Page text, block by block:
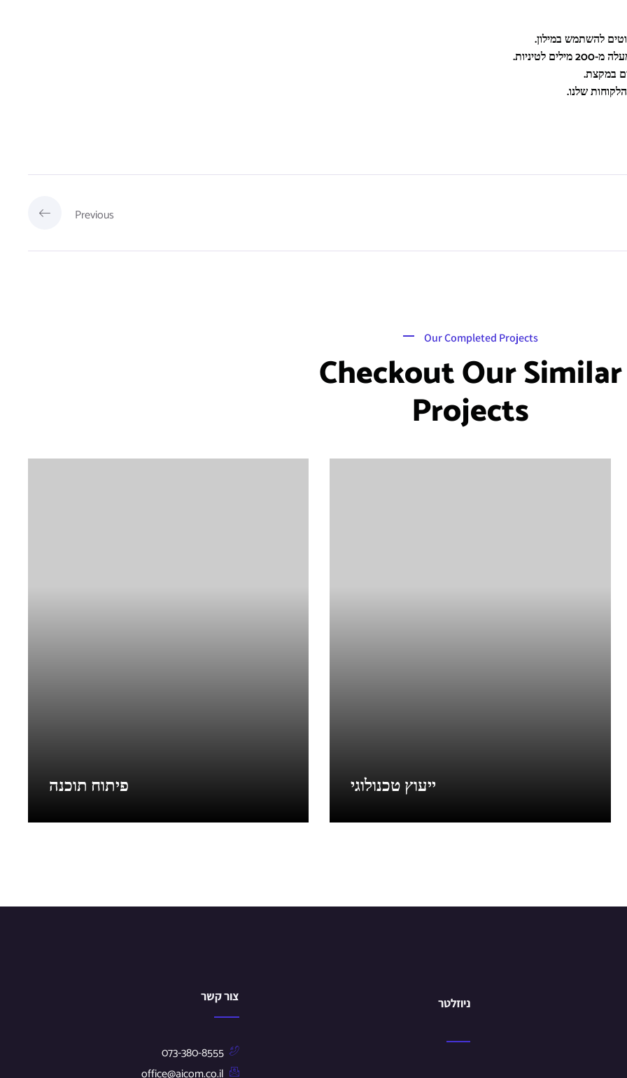
לטיניות.
במקצת.
שלנו.
Previous
Our Completed Projects
Checkout Our Similar
Projects
ייעוץ טכנולוגי פיתוח תוכנה
ניוזלטר צור קשר
073-380-8555